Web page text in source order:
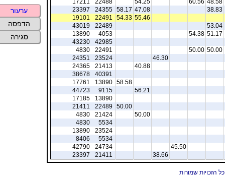
38.83
47.08
58.17
24355
23397
55.46
54.33
22491
19101
53.04
22489
43019
51.17
54.38
4053
13890
42985
43230
50.00
50.00
22491
4830
46.30
23524
24351
40.88
21413
24365
40391
38678
58.58
13890
17761
56.21
9115
44723
13890
17185
50.00
22489
21411
50.00
21424
4830
5534
4830
23524
13890
5534
8406
45.50
24734
42790
38.66
21411
23397
ערעור
הדפסה
סגירה